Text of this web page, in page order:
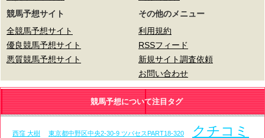
競馬予想サイト
全競馬予想サイト
優良競馬予想サイト
悪質競馬予想サイト
その他のメニュー
利用規約
RSSフィード
新規サイト調査依頼
お問い合わせ
競馬予想について注目タグ
西窪 大樹 東京都中野区中央2-30-9 ツバセスPART18-320 クチコミ